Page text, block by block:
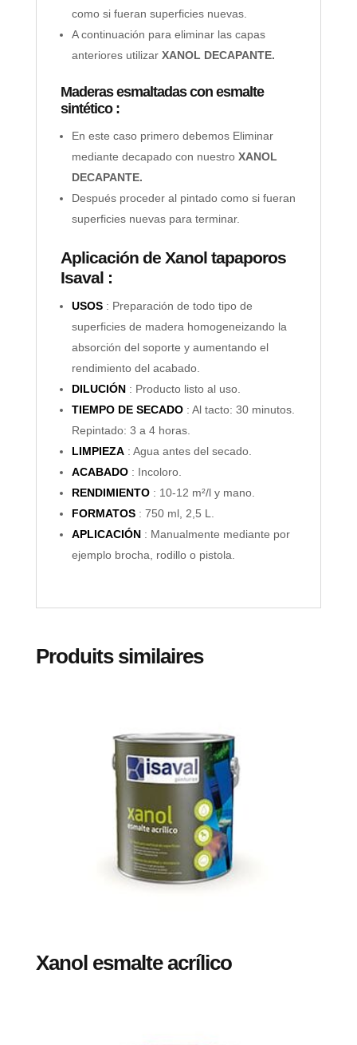
como si fueran superficies nuevas.
A continuación para eliminar las capas
anteriores utilizar XANOL DECAPANTE.
Maderas esmaltadas con esmalte
sintético :
En este caso primero debemos Eliminar
mediante decapado con nuestroXANOL
DECAPANTE.
Después proceder al pintado como si fueran
superficies nuevas para terminar.
Aplicación de Xanol tapaporos
Isaval :
USOS: Preparación de todo tipo de
superficies de madera homogeneizando la
absorción del soporte y aumentando el
rendimiento del acabado.
DILUCIÓN: Producto listo al uso.
TIEMPO DE SECADO: Al tacto: 30 minutos.
Repintado: 3 a 4 horas.
LIMPIEZA: Agua antes del secado.
ACABADO: Incoloro.
RENDIMIENTO: 10-12 m²/l y mano.
FORMATOS: 750 ml, 2,5 L.
APLICACIÓN: Manualmente mediante por
ejemplo brocha, rodillo o pistola.
Produits similaires
Xanol esmalte acrílico